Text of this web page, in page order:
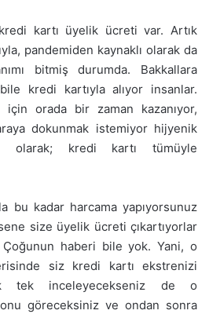
kartı üyelik ücreti var. Artık
pandemiden kaynaklı olarak da
bitmiş durumda. Bakkallara
kredi kartıyla alıyor insanlar.
için orada bir zaman kazanıyor,
dokunmak istemiyor hijyenik
olarak; kredi kartı tümüyle
bu kadar harcama yapıyorsunuz
size üyelik ücreti çıkartıyorlar
haberi bile yok. Yani, o
siz kredi kartı ekstrenizi
tek inceleyecekseniz de o
onu göreceksiniz ve ondan sonra